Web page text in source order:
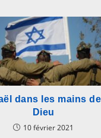
dans les mains de
Dieu
10 février 2021